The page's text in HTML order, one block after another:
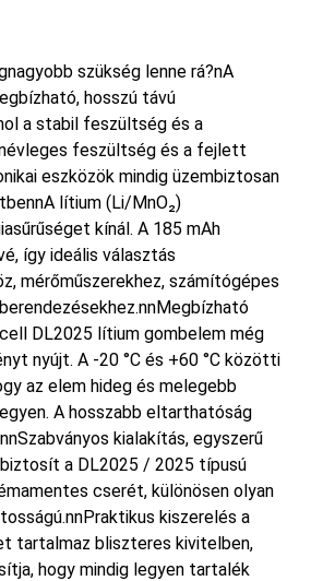
szükség lenne rá?nA
hosszú távú
a stabil feszültség és a
feszültség és a fejlett
eszközök mindig üzembiztosan
lítium (Li/MnO₂)
kínál. A 185 mAh
így ideális választás
mérőműszerekhez, számítógépes
DL2025 lítium gombelem még
nyújt. A -20 °C és +60 °C közötti
az elem hideg és melegebb
A hosszabb eltarthatóság
kialakítás, egyszerű
a DL2025 / 2025 típusú
cserét, különösen olyan
kiszerelés a
tartalmaz bliszteres kivitelben,
hogy mindig legyen tartalék